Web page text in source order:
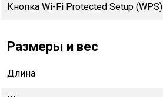
Кнопка Wi-Fi Protected Setup (WPS)
Размеры и вес
Длина